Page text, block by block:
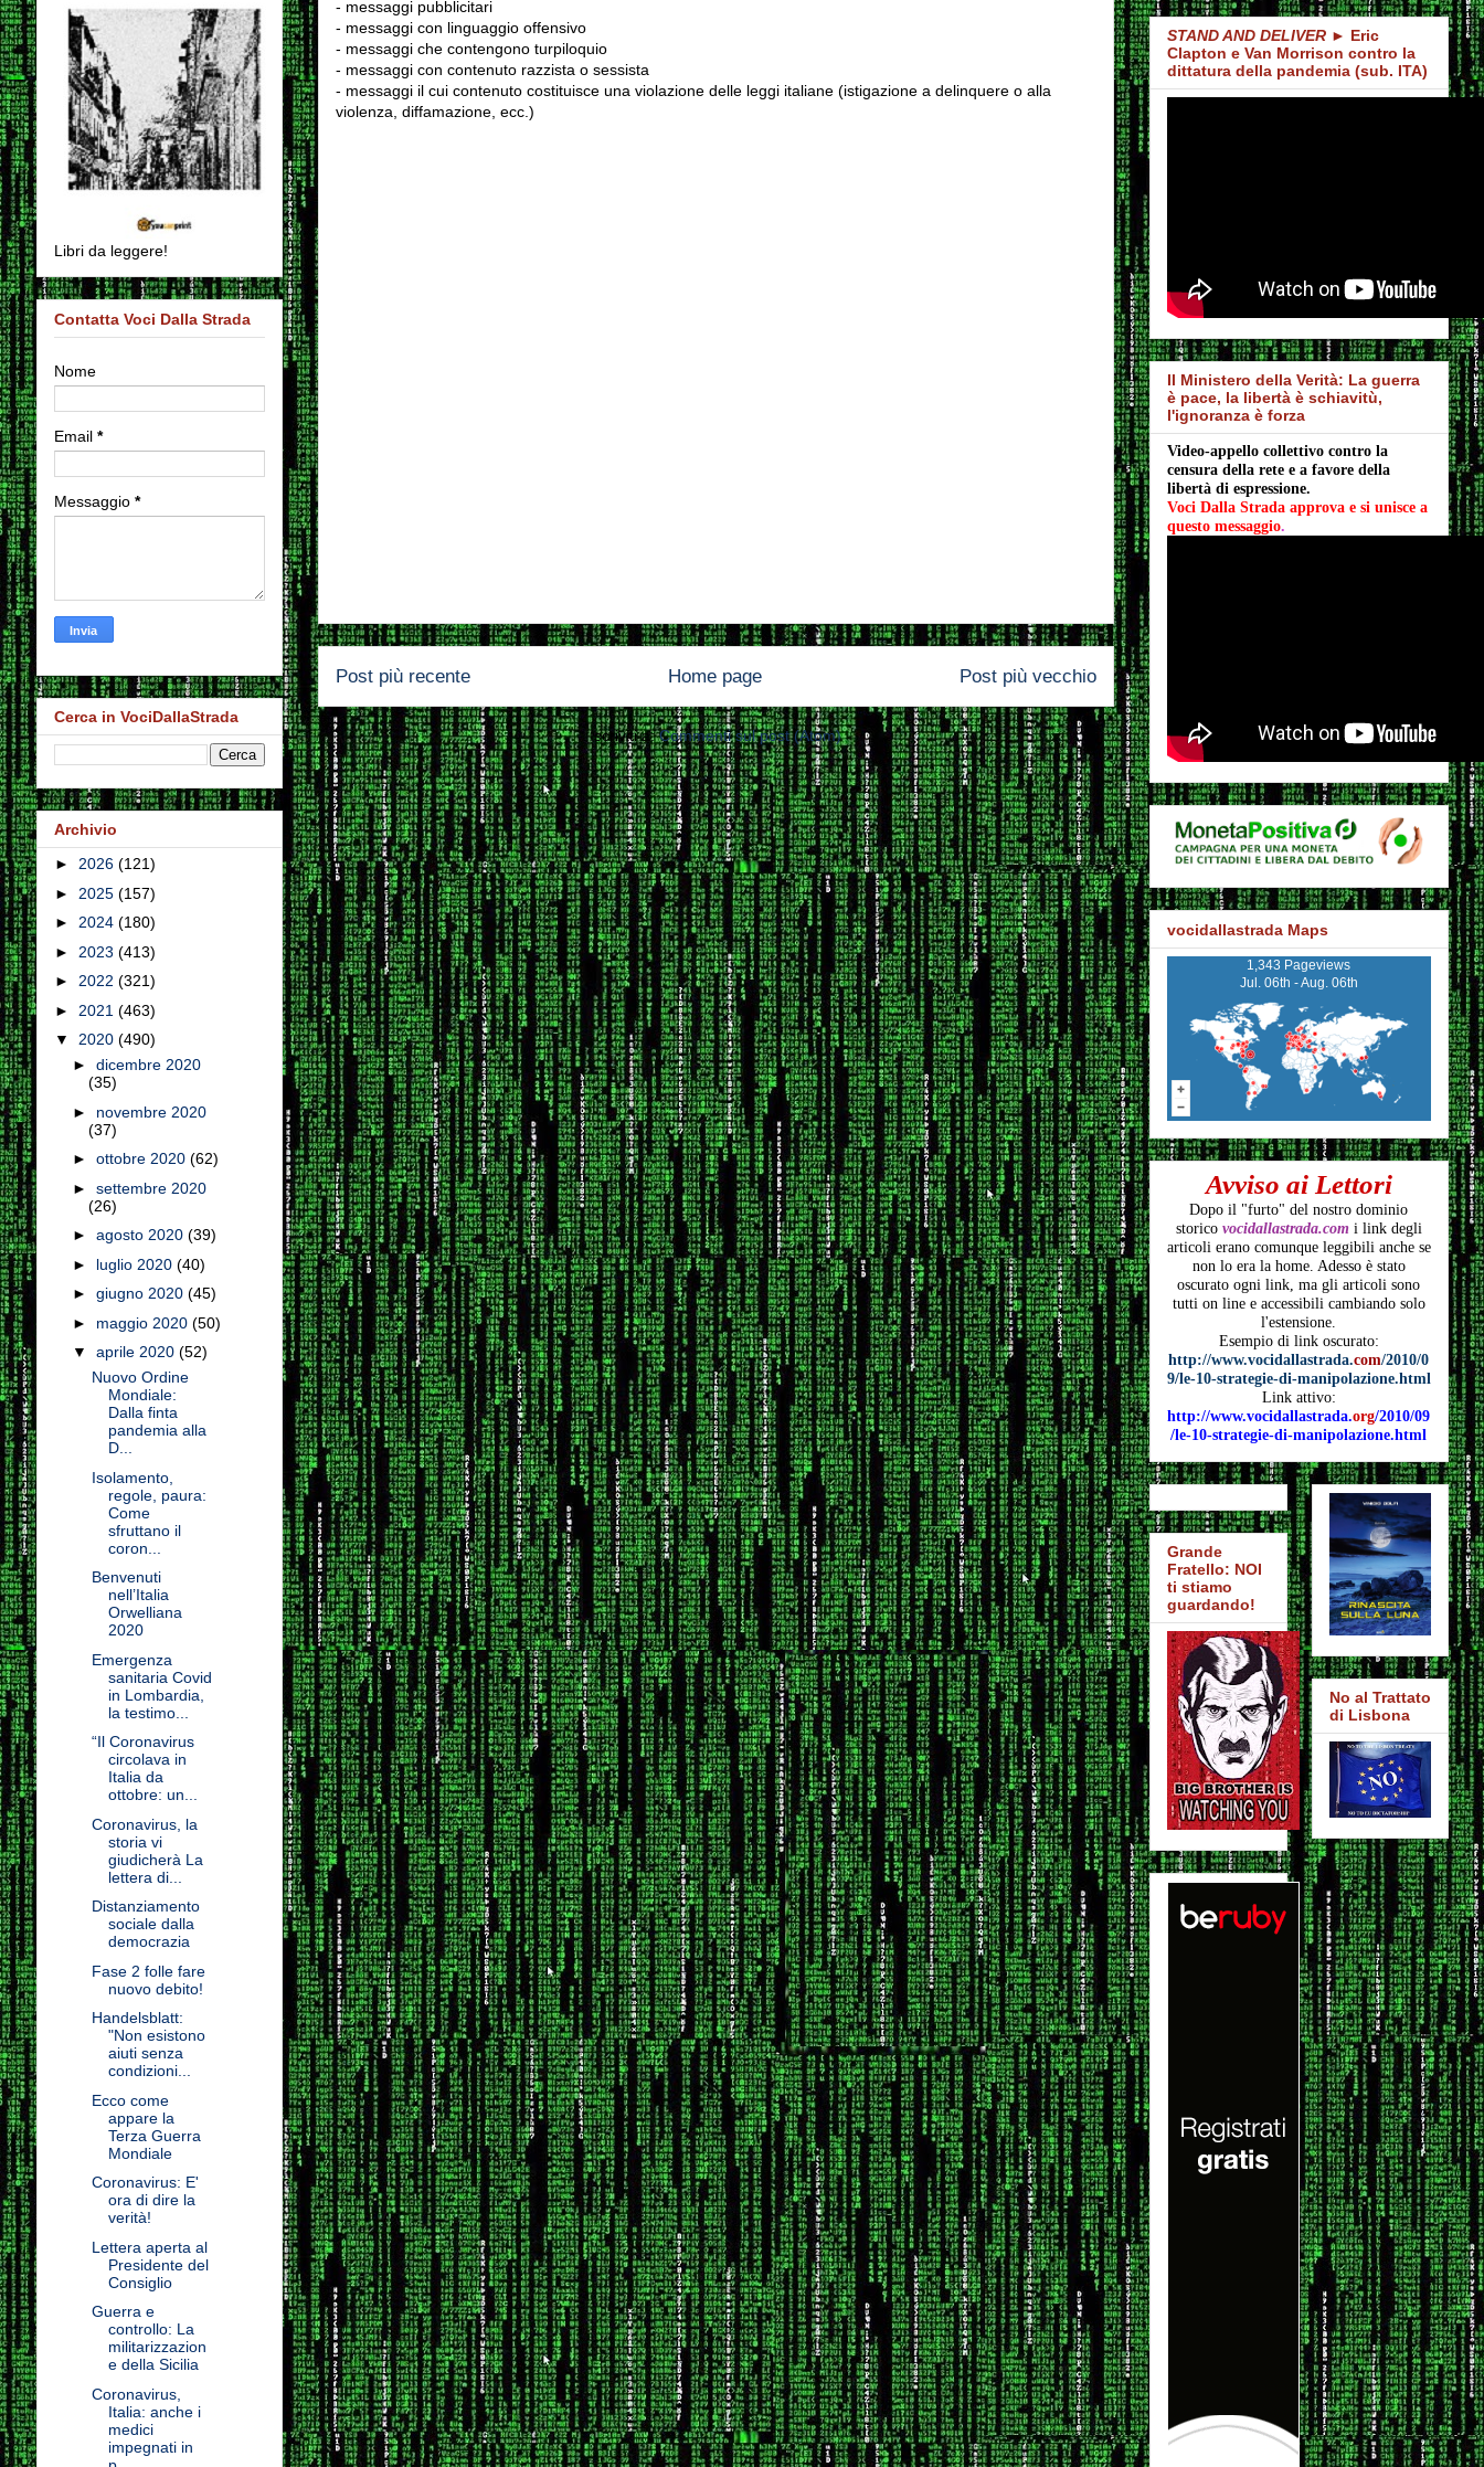
- messaggi pubblicitari
- messaggi con linguaggio offensivo
- messaggi che contengono turpiloquio
- messaggi con contenuto razzista o sessista
- messaggi il cui contenuto costituisce una violazione delle leggi italiane (istigazione a delinquere o alla
violenza, diffamazione, ecc.)
Post più recente Post più vecchio
Home page
Iscriviti a:Commenti sul post (Atom)
Libri da leggere!
Contatta Voci Dalla Strada
Nome
Email *
Messaggio *
Cerca in VociDallaStrada
Archivio
► 2026 (121)
► 2025 (157)
► 2024 (180)
► 2023 (413)
► 2022 (321)
► 2021 (463)
▼ 2020 (490)
►dicembre 2020
(35)
► novembre 2020
(37)
►ottobre 2020(62)
►settembre 2020
(26)
►agosto 2020(39)
► luglio 2020(40)
►giugno 2020(45)
► maggio 2020(50)
▼aprile 2020(52)
Nuovo Ordine
Mondiale:
Dalla finta
pandemia alla
D...
Isolamento,
regole, paura:
Come
sfruttano il
coron...
Benvenuti
nell’Italia
Orwelliana
2020
Emergenza
sanitaria Covid
in Lombardia,
la testimo...
“Il Coronavirus
circolava in
Italia da
ottobre: un...
Coronavirus, la
storia vi
giudicherà La
lettera di...
Distanziamento
sociale dalla
democrazia
Fase 2 folle fare
nuovo debito!
Handelsblatt:
"Non esistono
aiuti senza
condizioni...
Ecco come
appare la
Terza Guerra
Mondiale
Coronavirus: E'
ora di dire la
verità!
Lettera aperta al
Presidente del
Consiglio
Guerra e
controllo: La
militarizzazion
e della Sicilia
Coronavirus,
Italia: anche i
medici
impegnati in
STAND AND DELIVER► Eric
Clapton e Van Morrison contro la
dittatura della pandemia (sub. ITA)
Il Ministero della Verità: La guerra
è pace, la libertà è schiavitù,
l'ignoranza è forza
Video-appello collettivo contro la
censura della rete e a favore della
libertà di espressione.
Voci Dalla Strada approva e si unisce a
questo messaggio.
vocidallastrada Maps
1,343 Pageviews
Jul. 06th - Aug. 06th
Avviso ai Lettori
Dopo il "furto" del nostro dominio
storico vocidallastrada.comi link degli
articoli erano comunque leggibili anche se
non lo era la home. Adesso è stato
oscurato ogni link, ma gli articoli sono
tutti on line e accessibili cambiando solo
l'estensione.
Esempio di link oscurato:
http://www.vocidallastrada.com/2010/0
9/le-10-strategie-di-manipolazione.html
Link attivo:
http://www.vocidallastrada.org/2010/09
/le-10-strategie-di-manipolazione.html
Grande
Fratello: NOI
ti stiamo
guardando!
No al Trattato
di Lisbona